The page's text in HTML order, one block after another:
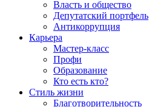
Власть и общество
Депутатский портфель
Антикоррупция
Карьера
Мастер-класс
Профи
Образование
Кто есть кто?
Стиль жизни
Благотворительность